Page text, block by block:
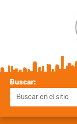
Buscar: